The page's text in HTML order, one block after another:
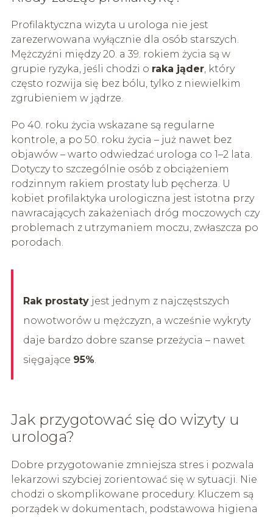
Profilaktyczna wizyta u urologa nie jest
zarezerwowana wyłącznie dla osób starszych.
Mężczyźni między 20. a 39. rokiem życia są w
grupie ryzyka, jeśli chodzi o raka jąder, który
często rozwija się bez bólu, tylko z niewielkim
zgrubieniem w jądrze.
Po 40. roku życia wskazane są regularne
kontrole, a po 50. roku życia – już nawet bez
objawów – warto odwiedzać urologa co 1–2 lata.
Dotyczy to szczególnie osób z obciążeniem
rodzinnym rakiem prostaty lub pęcherza. U
kobiet profilaktyka urologiczna jest istotna przy
nawracających zakażeniach dróg moczowych czy
problemach z utrzymaniem moczu, zwłaszcza po
porodach.
Rak prostatyjest jednym z najczęstszych
nowotworów u mężczyzn, a wcześnie wykryty
daje bardzo dobre szanse przeżycia – nawet
sięgające 95%.
Jak przygotować się do wizyty u
urologa?
Dobre przygotowanie zmniejsza stres i pozwala
lekarzowi szybciej zorientować się w sytuacji. Nie
chodzi o skomplikowane procedury. Kluczem są
porządek w dokumentach, podstawowa higiena